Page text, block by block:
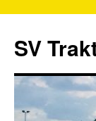
SV